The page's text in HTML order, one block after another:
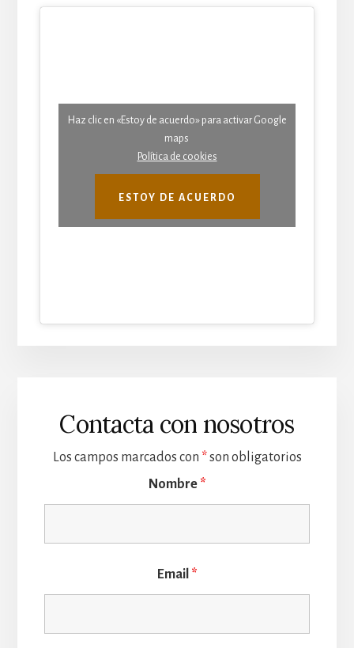
Haz clic en «Estoy de acuerdo» para activar Google
maps
Política de cookies
ESTOY DE ACUERDO
Contacta con nosotros
Los campos marcados con *son obligatorios
Nombre *
Email *